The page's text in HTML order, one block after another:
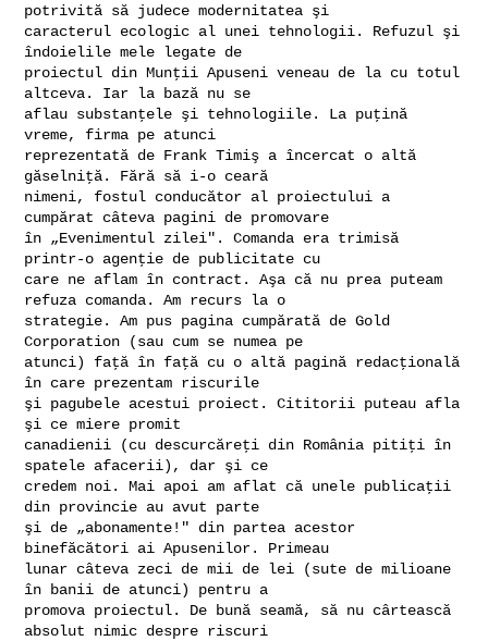
potrivită să judece modernitatea şi
caracterul ecologic al unei tehnologii. Refuzul şi
îndoielile mele legate de
proiectul din Munţii Apuseni veneau de la cu totul
altceva. Iar la bază nu se
aflau substanţele şi tehnologiile. La puţină
vreme, firma pe atunci
reprezentată de Frank Timiş a încercat o altă
găselniţă. Fără să i-o ceară
nimeni, fostul conducător al proiectului a
cumpărat câteva pagini de promovare
în „Evenimentul zilei". Comanda era trimisă
printr-o agenţie de publicitate cu
care ne aflam în contract. Aşa că nu prea puteam
refuza comanda. Am recurs la o
strategie. Am pus pagina cumpărată de Gold
Corporation (sau cum se numea pe
atunci) faţă în faţă cu o altă pagină redacţională
în care prezentam riscurile
şi pagubele acestui proiect. Cititorii puteau afla
şi ce miere promit
canadienii (cu descurcăreţi din România pitiţi în
spatele afacerii), dar şi ce
credem noi. Mai apoi am aflat că unele publicaţii
din provincie au avut parte
şi de „abonamente!" din partea acestor
binefăcători ai Apusenilor. Primeau
lunar câteva zeci de mii de lei (sute de milioane
în banii de atunci) pentru a
promova proiectul. De bună seamă, să nu cârtească
absolut nimic despre riscuri